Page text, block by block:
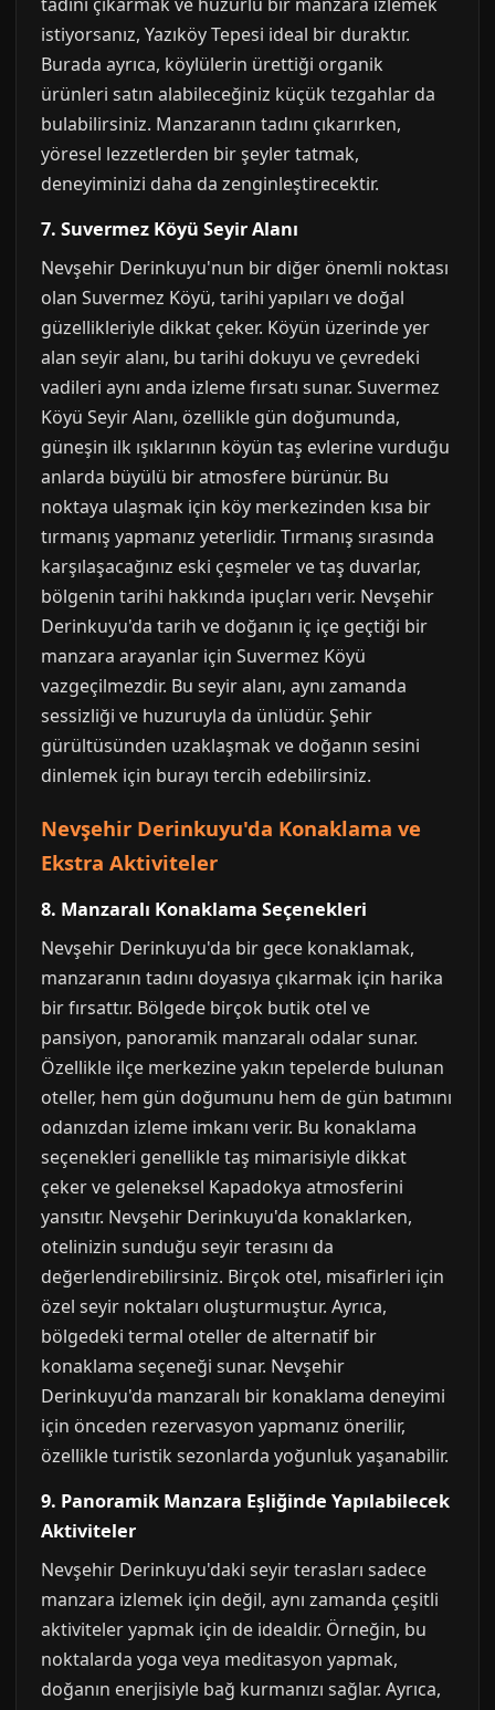
istiyorsanız, Yazıköy Tepesi ideal bir duraktır.
Burada ayrıca, köylülerin ürettiği organik
ürünleri satın alabileceğiniz küçük tezgahlar da
bulabilirsiniz. Manzaranın tadını çıkarırken,
yöresel lezzetlerden bir şeyler tatmak,
deneyiminizi daha da zenginleştirecektir.
7. Suvermez Köyü Seyir Alanı
Nevşehir Derinkuyu'nun bir diğer önemli noktası
olan Suvermez Köyü, tarihi yapıları ve doğal
güzellikleriyle dikkat çeker. Köyün üzerinde yer
alan seyir alanı, bu tarihi dokuyu ve çevredeki
vadileri aynı anda izleme fırsatı sunar. Suvermez
Köyü Seyir Alanı, özellikle gün doğumunda,
güneşin ilk ışıklarının köyün taş evlerine vurduğu
anlarda büyülü bir atmosfere bürünür. Bu
noktaya ulaşmak için köy merkezinden kısa bir
tırmanış yapmanız yeterlidir. Tırmanış sırasında
karşılaşacağınız eski çeşmeler ve taş duvarlar,
bölgenin tarihi hakkında ipuçları verir. Nevşehir
Derinkuyu'da tarih ve doğanın iç içe geçtiği bir
manzara arayanlar için Suvermez Köyü
vazgeçilmezdir. Bu seyir alanı, aynı zamanda
sessizliği ve huzuruyla da ünlüdür. Şehir
gürültüsünden uzaklaşmak ve doğanın sesini
dinlemek için burayı tercih edebilirsiniz.
Nevşehir Derinkuyu'da Konaklama ve
Ekstra Aktiviteler
8. Manzaralı Konaklama Seçenekleri
Nevşehir Derinkuyu'da bir gece konaklamak,
manzaranın tadını doyasıya çıkarmak için harika
bir fırsattır. Bölgede birçok butik otel ve
pansiyon, panoramik manzaralı odalar sunar.
Özellikle ilçe merkezine yakın tepelerde bulunan
oteller, hem gün doğumunu hem de gün batımını
odanızdan izleme imkanı verir. Bu konaklama
seçenekleri genellikle taş mimarisiyle dikkat
çeker ve geleneksel Kapadokya atmosferini
yansıtır. Nevşehir Derinkuyu'da konaklarken,
otelinizin sunduğu seyir terasını da
değerlendirebilirsiniz. Birçok otel, misafirleri için
özel seyir noktaları oluşturmuştur. Ayrıca,
bölgedeki termal oteller de alternatif bir
konaklama seçeneği sunar. Nevşehir
Derinkuyu'da manzaralı bir konaklama deneyimi
için önceden rezervasyon yapmanız önerilir,
özellikle turistik sezonlarda yoğunluk yaşanabilir.
9. Panoramik Manzara Eşliğinde Yapılabilecek
Aktiviteler
Nevşehir Derinkuyu'daki seyir terasları sadece
manzara izlemek için değil, aynı zamanda çeşitli
aktiviteler yapmak için de idealdir. Örneğin, bu
noktalarda yoga veya meditasyon yapmak,
doğanın enerjisiyle bağ kurmanızı sağlar. Ayrıca,